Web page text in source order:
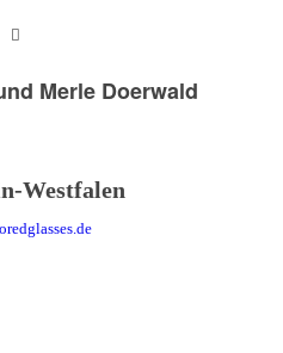
Merle Doerwald
Westfalen